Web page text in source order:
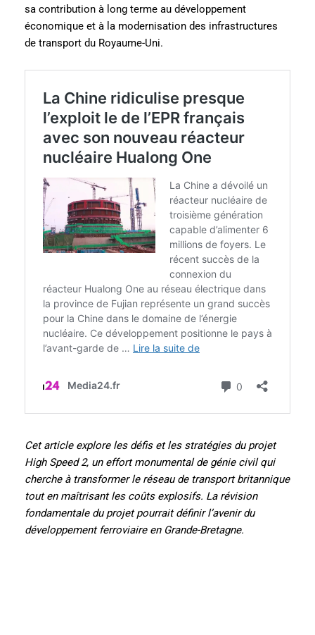
sa contribution à long terme au développement
économique et à la modernisation des infrastructures
de transport du Royaume-Uni.
Cet article explore les défis et les stratégies du projet
High Speed 2, un effort monumental de génie civil qui
cherche à transformer le réseau de transport britannique
tout en maîtrisant les coûts explosifs. La révision
fondamentale du projet pourrait définir l’avenir du
développement ferroviaire en Grande-Bretagne.